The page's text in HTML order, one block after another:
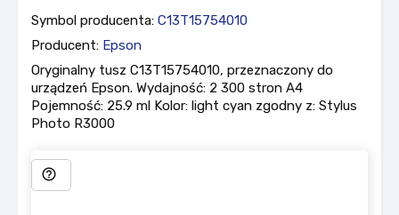
Symbol producenta: C13T15754010
Producent: Epson
Oryginalny tusz C13T15754010, przeznaczony do
urządzeń Epson. Wydajność: 2 300 stron A4
Pojemność: 25.9 ml Kolor: light cyan zgodny z: Stylus
Photo R3000
help_outline